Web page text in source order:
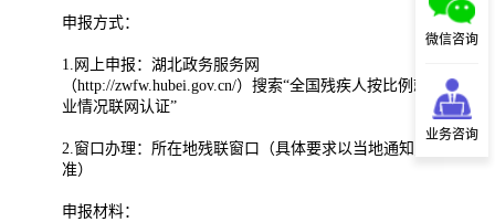
申报方式：
1.网上申报：湖北政务服务网
（http://zwfw.hubei.gov.cn/）搜索“全国残疾人按比例就
业情况联网认证”
2.窗口办理：所在地残联窗口（具体要求以当地通知为
准）
申报材料：
微信咨询
业务咨询